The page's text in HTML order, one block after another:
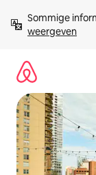
direct
naar
Sommige
weergeven